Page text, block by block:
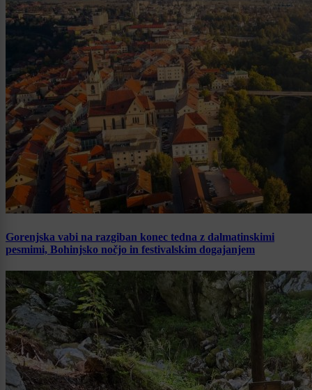
Gorenjska vabi na razgiban konec tedna z dalmatinskimi
pesmimi, Bohinjsko nočjo in festivalskim dogajanjem